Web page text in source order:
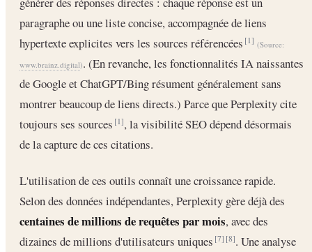
paragraphe ou une liste concise, accompagnée de liens
hypertexte explicites vers les sources référencées[1] (Source:
www.brainz.digital). (En revanche, les fonctionnalités IA naissantes
de Google et ChatGPT/Bing résument généralement sans
montrer beaucoup de liens directs.) Parce que Perplexity cite
toujours ses sources[1], la visibilité SEO dépend désormais
de la capture de ces citations.
L'utilisation de ces outils connaît une croissance rapide.
Selon des données indépendantes, Perplexity gère déjà des
centaines de millions de requêtes par mois, avec des
dizaines de millions d'utilisateurs uniques[7] [8]. Une analyse